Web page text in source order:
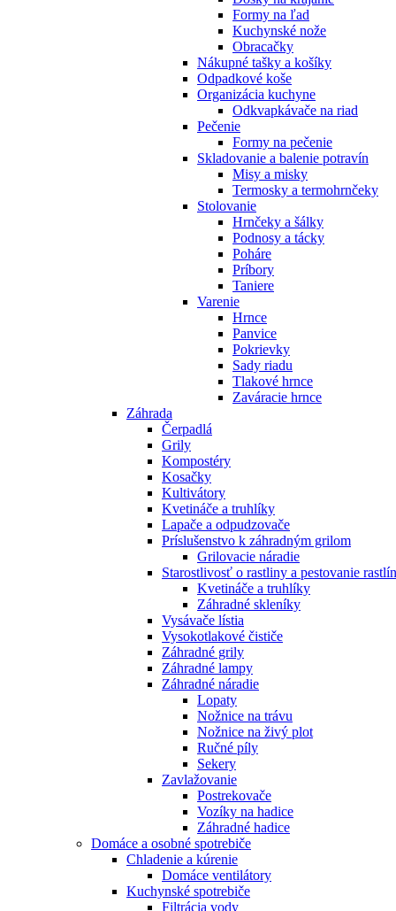
Formy na ľad
Kuchynské nože
Obracačky
Nákupné tašky a košíky
Odpadkové koše
Organizácia kuchyne
Odkvapkávače na riad
Pečenie
Formy na pečenie
Skladovanie a balenie potravín
Misy a misky
Termosky a termohrnčeky
Stolovanie
Hrnčeky a šálky
Podnosy a tácky
Poháre
Príbory
Taniere
Varenie
Hrnce
Panvice
Pokrievky
Sady riadu
Tlakové hrnce
Zaváracie hrnce
Záhrada
Čerpadlá
Grily
Kompostéry
Kosačky
Kultivátory
Kvetináče a truhlíky
Lapače a odpudzovače
Príslušenstvo k záhradným grilom
Grilovacie náradie
Starostlivosť o rastliny a pestovanie rastlín
Kvetináče a truhlíky
Záhradné skleníky
Vysávače lístia
Vysokotlakové čističe
Záhradné grily
Záhradné lampy
Záhradné náradie
Lopaty
Nožnice na trávu
Nožnice na živý plot
Ručné píly
Sekery
Zavlažovanie
Postrekovače
Vozíky na hadice
Záhradné hadice
Domáce a osobné spotrebiče
Chladenie a kúrenie
Domáce ventilátory
Kuchynské spotrebiče
Filtrácia vody